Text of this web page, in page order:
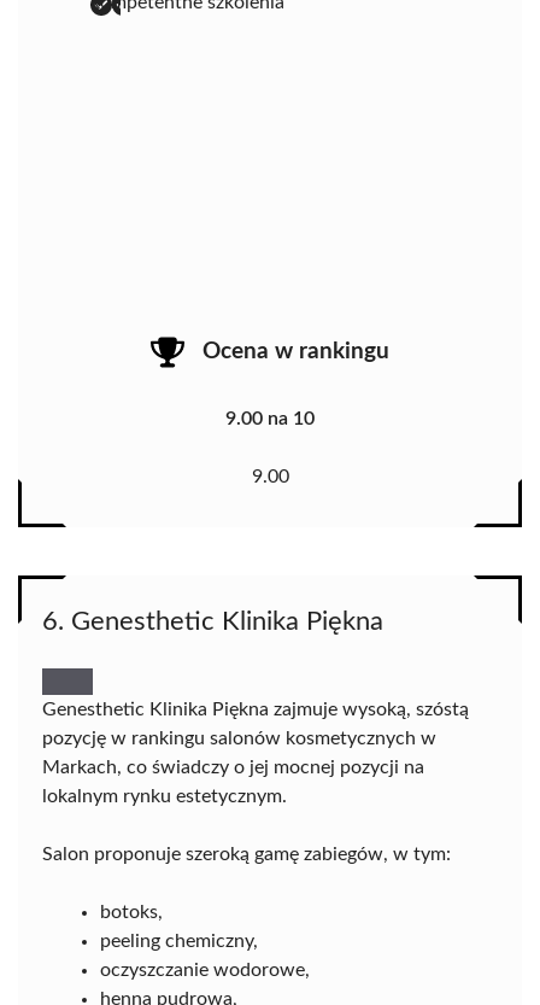
Ocena w rankingu
9.00 na 10
9.00
6. Genesthetic Klinika Piękna
Genesthetic Klinika Piękna zajmuje wysoką, szóstą
pozycję w rankingu salonów kosmetycznych w
Markach, co świadczy o jej mocnej pozycji na
lokalnym rynku estetycznym.
Salon proponuje szeroką gamę zabiegów, w tym:
botoks,
peeling chemiczny,
oczyszczanie wodorowe,
henna pudrowa,